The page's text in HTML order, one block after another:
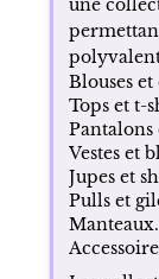
une
Blouses
Tops et t-
Pantalons
Vestes et
Jupes et
Pulls et
Manteaux.